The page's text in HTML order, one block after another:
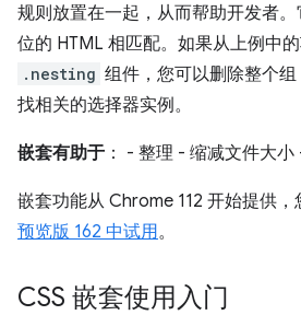
规则放置在一起，从而帮助开发者
位的 HTML 相匹配。如果从上例中
.nesting 组件，您可以删除整个
找相关的选择器实例。
嵌套有助于 ： - 整理 - 缩减文件大小
嵌套功能从 Chrome 112 开始提供，
预览版 162 中试用。
CSS 嵌套使用入门